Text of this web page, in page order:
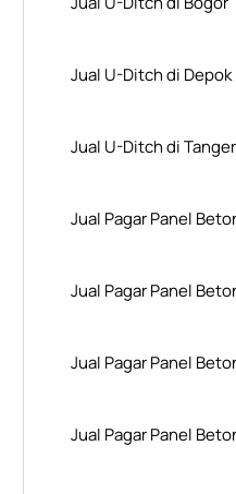
Jual U-Ditch di Depok
Jual U-Ditch di
Jual Pagar Panel
Jual Pagar Panel
Jual Pagar Panel
Jual Pagar Panel